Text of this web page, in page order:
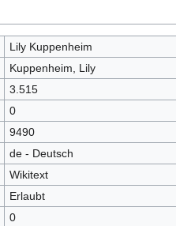
Lily Kuppenheim
Kuppenheim, Lily
3.515
0
9490
de - Deutsch
Wikitext
Erlaubt
0